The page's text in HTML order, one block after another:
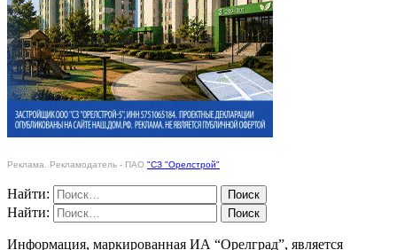
Реклама. Рекламодатель - ПАО "СЗ "Орелстрой"
Найти:
Найти:
Информация, маркированная ИА “Орелград”, является